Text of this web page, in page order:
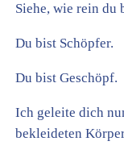
Siehe, wie rein du
Du bist Schöpfer.
Du bist Geschöpf.
Ich geleite dich
bekleideten